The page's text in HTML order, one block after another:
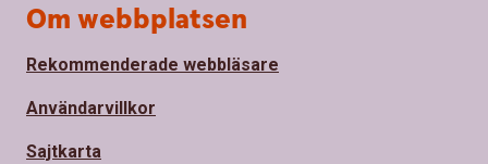
Om webbplatsen
Rekommenderade webbläsare
Användarvillkor
Sajtkarta